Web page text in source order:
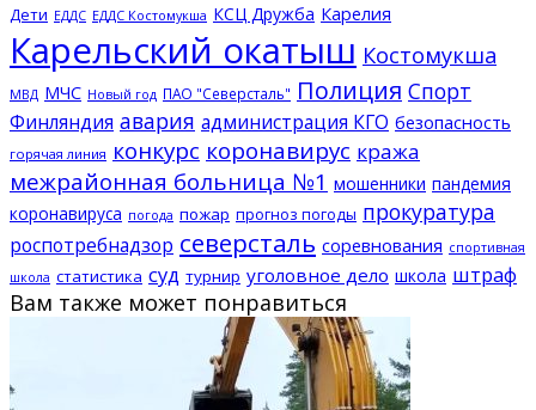
Дети ЕДДС ЕДДС Костомукша КСЦ Дружба Карелия
Карельский окатыш Костомукша
МВД МЧС Новый год ПАО "Северсталь" Полиция Спорт
Финляндия авария администрация КГО безопасность
горячая линия конкурс коронавирус кража
межрайонная больница №1 мошенники пандемия
коронавируса погода пожар прогноз погоды прокуратура
роспотребнадзор северсталь соревнования спортивная
школа статистика суд турнир уголовное дело школа штраф
Вам также может понравиться